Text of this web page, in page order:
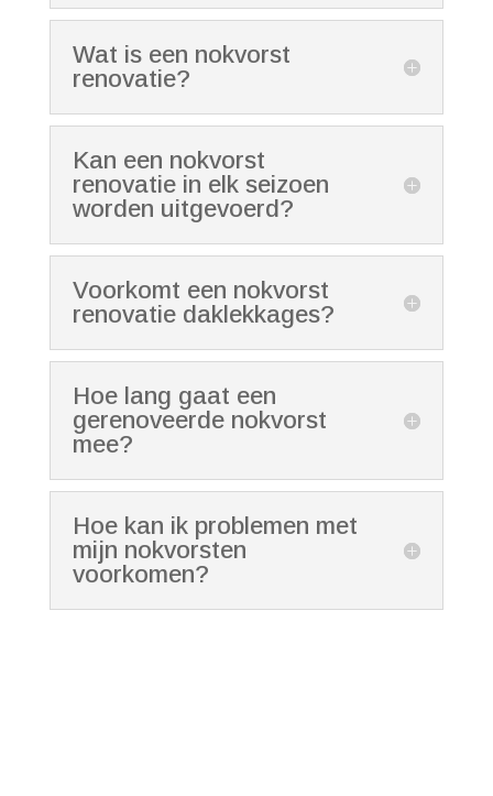
Wat is een nokvorst
renovatie?
Kan een nokvorst
renovatie in elk seizoen
worden uitgevoerd?
Voorkomt een nokvorst
renovatie daklekkages?
Hoe lang gaat een
gerenoveerde nokvorst
mee?
Hoe kan ik problemen met
mijn nokvorsten
voorkomen?